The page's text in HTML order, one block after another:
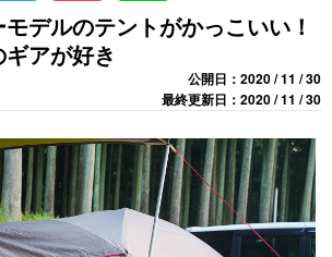
デルのテントがかっこいい！
アが好き
公開日：2020 / 11 / 30
最終更新日：2020 / 11 / 30